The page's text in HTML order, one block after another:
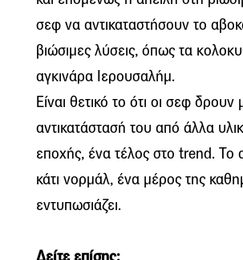
σεφ να αντικαταστήσουν το
βιώσιμες λύσεις, όπως τα
αγκινάρα Ιερουσαλήμ.
Είναι θετικό το ότι οι σεφ
αντικατάστασή του από άλλα
εποχής, ένα τέλος στο trend. Το
κάτι νορμάλ, ένα μέρος της
εντυπωσιάζει.
Δείτε επίσης: